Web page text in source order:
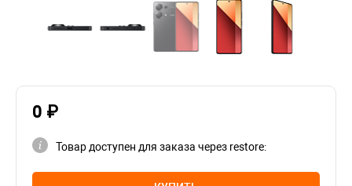
0 ₽
Товар доступен для заказа через restore: